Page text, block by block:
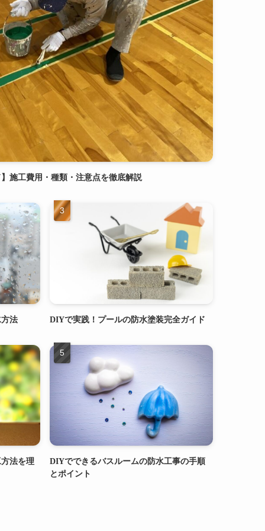
施工費用・種類・注意点を徹底解説
法 DIYで実践！プールの防水塗装完全ガイド
法を理
DIYでできるバスルームの防水工事の手順
とポイント